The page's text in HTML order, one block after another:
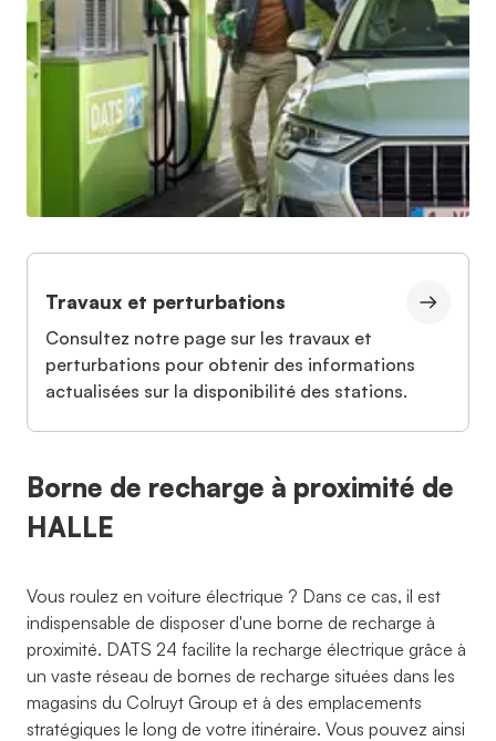
Travaux et perturbations
Consultez notre page sur les travaux et
perturbations pour obtenir des informations
actualisées sur la disponibilité des stations.
Borne de recharge à proximité de
HALLE
Vous roulez en voiture électrique ? Dans ce cas, il est
indispensable de disposer d'une borne de recharge à
proximité. DATS 24 facilite la recharge électrique grâce à
un vaste réseau de bornes de recharge situées dans les
magasins du Colruyt Group et à des emplacements
stratégiques le long de votre itinéraire. Vous pouvez ainsi